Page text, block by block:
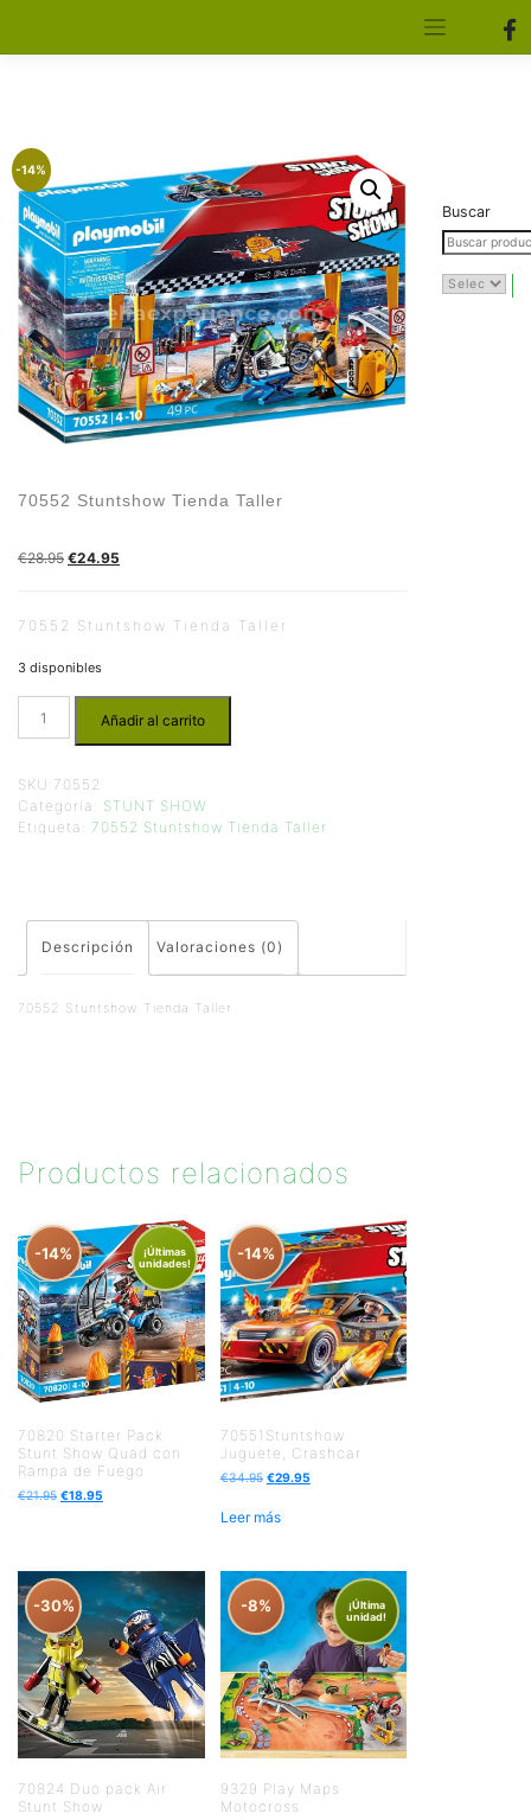
-14%
70552 Stuntshow Tienda Taller
€28.95 €24.95
70552 Stuntshow Tienda Taller
3 disponibles
Añadir al carrito
SKU: 70552
Categoría: STUNT SHOW
Etiqueta: 70552 Stuntshow Tienda Taller
Descripción Valoraciones (0)
70552 Stuntshow Tienda Taller
Productos relacionados
-14%
¡Últimas
unidades!
70820 Starter Pack
Stunt Show Quad con
Rampa de Fuego
€21.95 €18.95
-14%
70551Stuntshow
Juguete, Crashcar
€34.95 €29.95
Leer más
-30%
70824 Duo pack Air
Stunt Show
-8%
¡Última
unidad!
9329 Play Maps
Motocross
Buscar